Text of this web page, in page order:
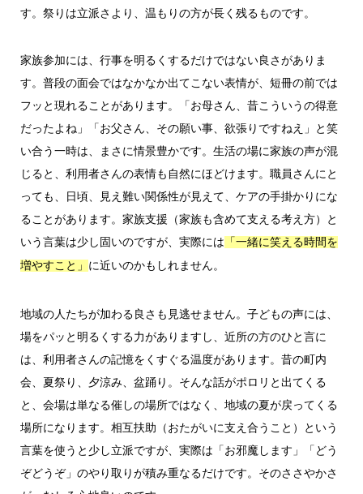
す。祭りは立派さより、温もりの方が長く残るものです。
家族参加には、行事を明るくするだけではない良さがありま
す。普段の面会ではなかなか出てこない表情が、短冊の前では
フッと現れることがあります。「お母さん、昔こういうの得意
だったよね」「お父さん、その願い事、欲張りですねえ」と笑
い合う一時は、まさに情景豊かです。生活の場に家族の声が混
じると、利用者さんの表情も自然にほどけます。職員さんにと
っても、日頃、見え難い関係性が見えて、ケアの手掛かりにな
ることがあります。家族支援（家族も含めて支える考え方）と
いう言葉は少し固いのですが、実際には 「一緒に笑える時間を
増やすこと」 に近いのかもしれません。
地域の人たちが加わる良さも見逃せません。子どもの声には、
場をパッと明るくする力がありますし、近所の方のひと言に
は、利用者さんの記憶をくすぐる温度があります。昔の町内
会、夏祭り、夕涼み、盆踊り。そんな話がポロリと出てくる
と、会場は単なる催しの場所ではなく、地域の夏が戻ってくる
場所になります。相互扶助（おたがいに支え合うこと）という
言葉を使うと少し立派ですが、実際は「お邪魔します」「どう
ぞどうぞ」のやり取りが積み重なるだけです。そのささやかさ